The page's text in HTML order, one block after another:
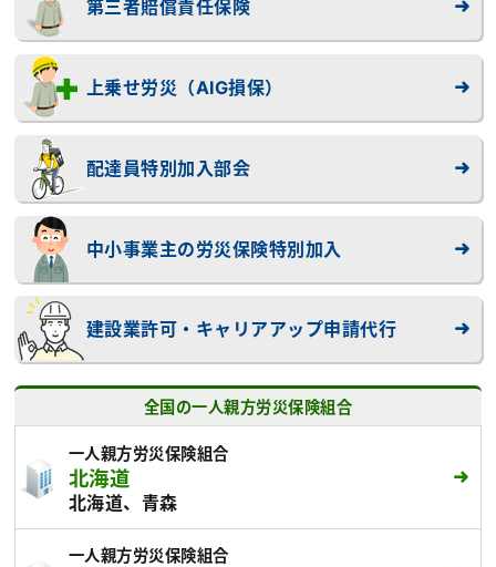
第三者賠償責任保険
上乗せ労災（AIG損保）
配達員特別加入部会
中小事業主の労災保険特別加入
建設業許可・キャリアアップ申請代行
全国の一人親方労災保険組合
一人親方労災保険組合
北海道
北海道、青森
一人親方労災保険組合